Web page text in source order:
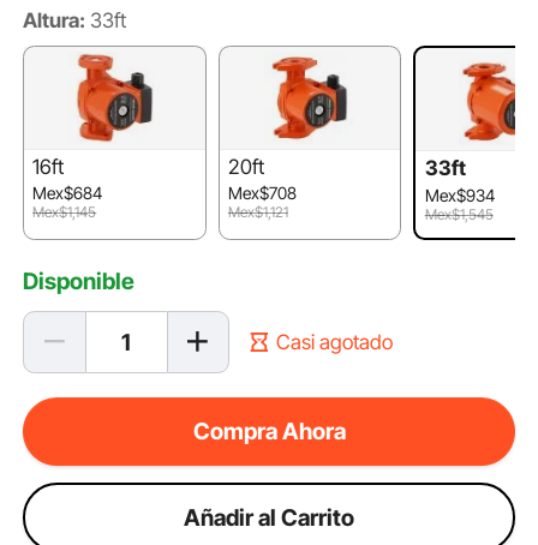
Altura: 33ft
16ft
Mex$684
Mex$1,145
20ft
Mex$708
Mex$1,121
33ft
Mex$934
Mex$1,545
Disponible
Casi agotado
Compra Ahora
Añadir al Carrito